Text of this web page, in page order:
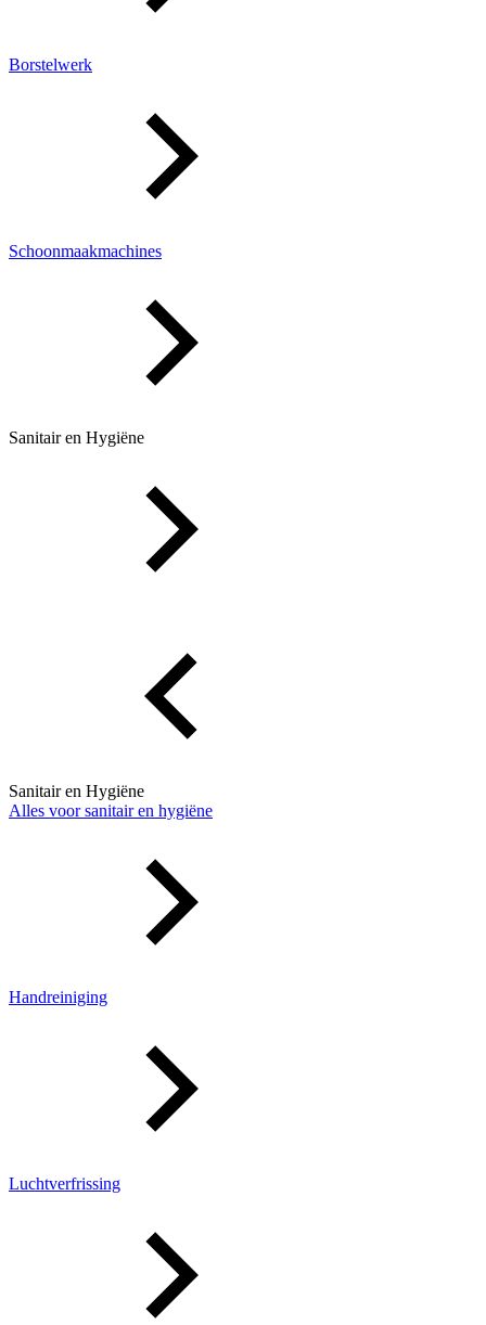
Borstelwerk
Schoonmaakmachines
Sanitair en Hygiëne
Sanitair en Hygiëne
Alles voor sanitair en hygiëne
Handreiniging
Luchtverfrissing